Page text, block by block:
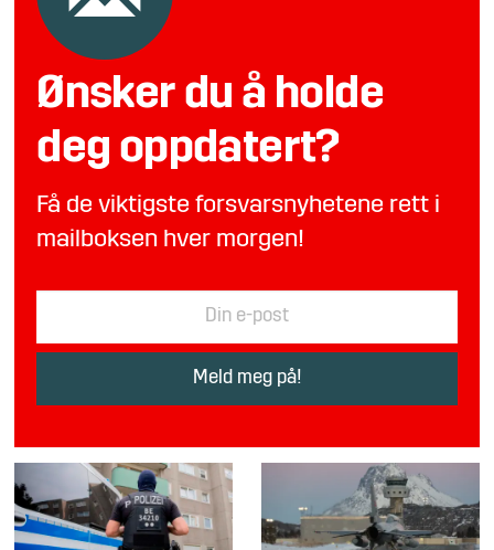
Ønsker du å holde
deg oppdatert?
Få de viktigste forsvarsnyhetene rett i
mailboksen hver morgen!